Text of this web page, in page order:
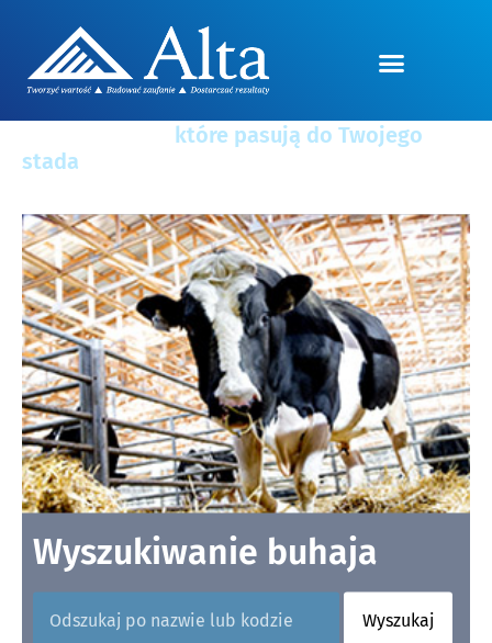
które pasują do Twojego
stada
Wyszukiwanie buhaja
Wyszukaj